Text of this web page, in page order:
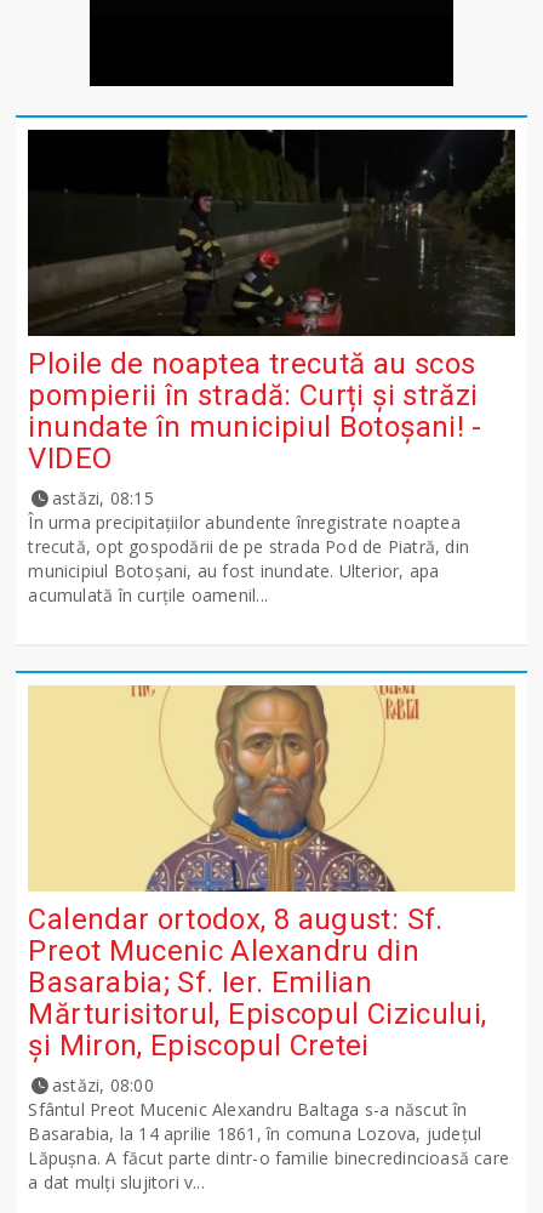
Ploile de noaptea trecută au scos
pompierii în stradă: Curți și străzi
inundate în municipiul Botoșani! -
VIDEO
astăzi, 08:15
În urma precipitațiilor abundente înregistrate noaptea
trecută, opt gospodării de pe strada Pod de Piatră, din
municipiul Botoșani, au fost inundate. Ulterior, apa
acumulată în curțile oamenil...
Calendar ortodox, 8 august: Sf.
Preot Mucenic Alexandru din
Basarabia; Sf. Ier. Emilian
Mărturisitorul, Episcopul Cizicului,
şi Miron, Episcopul Cretei
astăzi, 08:00
Sfântul Preot Mucenic Alexandru Baltaga s-a născut în
Basarabia, la 14 aprilie 1861, în comuna Lozova, județul
Lăpușna. A făcut parte dintr-o familie binecredincioasă care
a dat mulți slujitori v...